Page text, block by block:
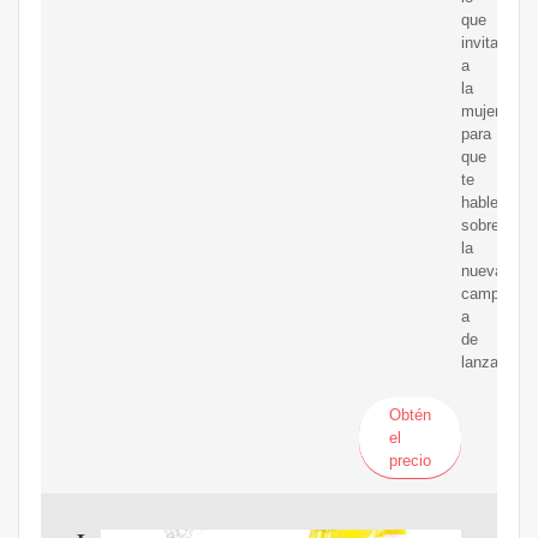
que
invitas
a
la
mujer
para
que
te
hable
sobre
la
nueva
campa?
a
de
Obtén
el
precio